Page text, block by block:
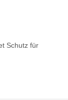
Schutz für